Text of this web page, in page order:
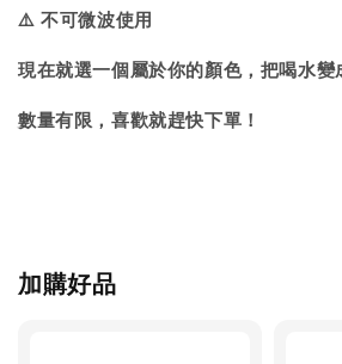
⚠️ 不可微波使用
現在就選一個屬於你的顏色，把喝水變
數量有限，喜歡就趕快下單！
加購好品